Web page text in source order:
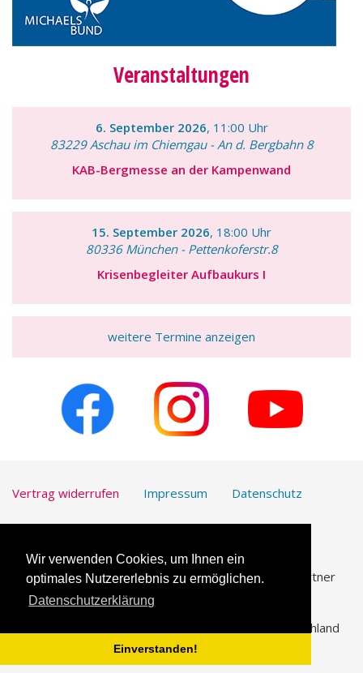
Wir verwenden Cookies, um Ihnen ein
optimales Nutzererlebnis zu ermöglichen.
Datenschutzerklärung
Einverstanden!
Veranstaltungen
6. September 2026, 11:00 Uhr
83229 Aschau im Chiemgau - An d. Bergbahn 8
KAB-Bergmesse an der Kampenwand
15. September 2026, 18:00 Uhr
80336 München - Pettenkoferstr.8
Krisenbegleiter Aufbaukurs I
weitere Termine anzeigen
Vertrag widerrufen Impressum Datenschutz
UmfrageOnline.com ist unser vertrauenswürdiger Partner
für dieErstellung von Online-Umfragen
© 2026 Katholische Arbeitnehmer-Bewegung Deutschland